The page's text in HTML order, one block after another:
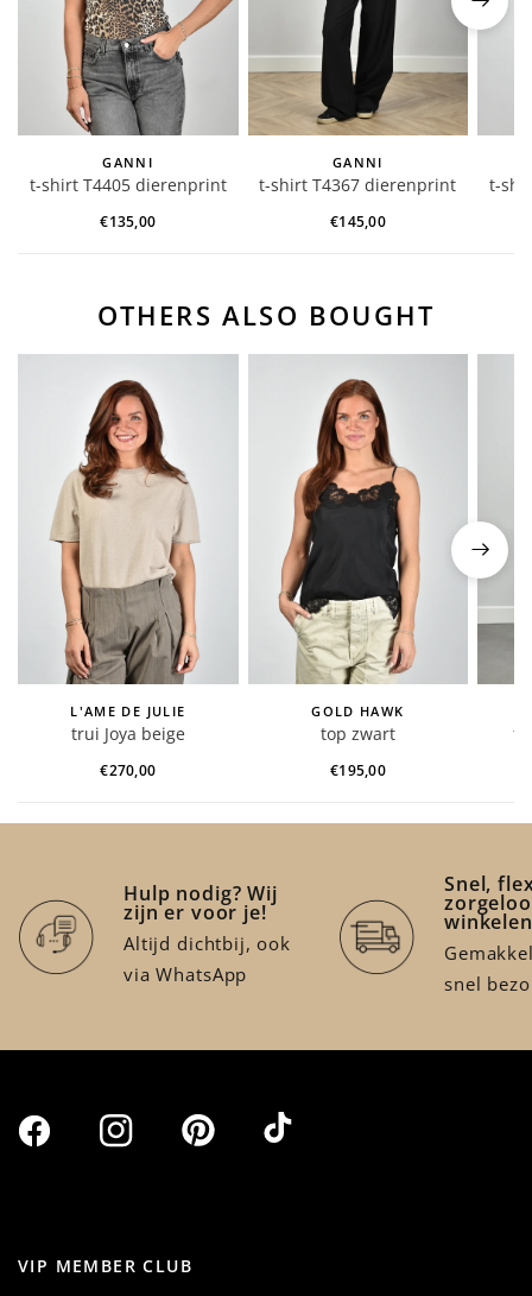
GANNI
t-shirt T4405 dierenprint
€135,00
GANNI
t-shirt T4367 dierenprint
€145,00
t-
OTHERS ALSO BOUGHT
L'AME DE JULIE
trui Joya beige
€270,00
GOLD HAWK
top zwart
€195,00
t-
Hulp nodig? Wij
zijn er voor je!
Altijd dichtbij, ook
via WhatsApp
Snel,
winkelen
snel
VIP MEMBER CLUB